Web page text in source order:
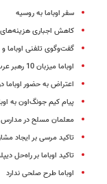
سفر اوباما به روسیه
کاهش اجباری هزینه‌های
گفت‌و‌گوی تلفنی اوباما و
اوباما میزبان 10 رهبر عرب
اعتراض به حضور
پیام کیم ‌جونگ‌اون به
معلمان مسلح در مدارس
تاکید مرسی بر ایجاد
تاکید اوباما بر راه‌حل
اوباما طرح صلحی ندارد